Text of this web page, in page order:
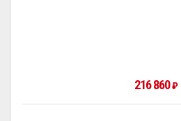
216 860₽